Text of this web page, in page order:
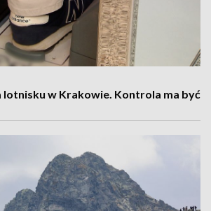
lotnisku w Krakowie. Kontrola ma być